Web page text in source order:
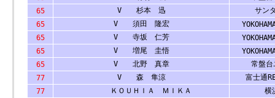
65
V 杉本 迅
サン
65
V 須田 隆宏
65
V 寺坂 仁芳
65
V 増尾 圭悟
65
V 北野 真章
常盤台
77
V 森 隼涼
富士通
77
ＫＯＵＨＩＡ ＭＩＫＡ
横